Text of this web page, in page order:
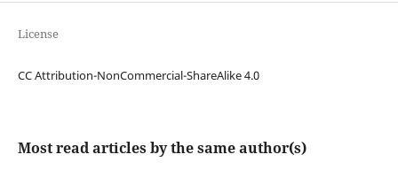
License
CC Attribution-NonCommercial-ShareAlike 4.0
Most read articles by the same author(s)